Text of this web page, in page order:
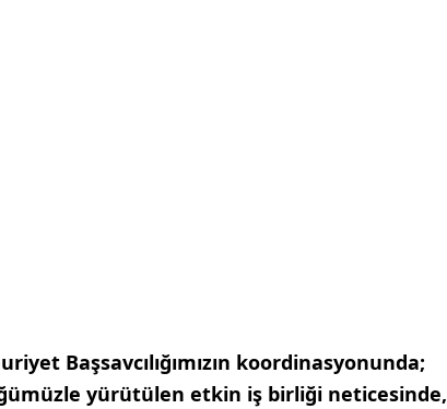
Başsavcılığımızın koordinasyonunda;
yürütülen etkin iş birliği neticesinde,